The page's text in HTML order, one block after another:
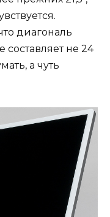
диагональ
составляет не 24
а чуть